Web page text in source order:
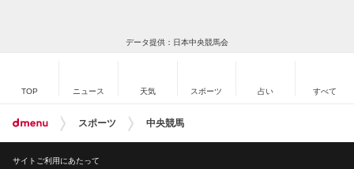
データ提供：日本中央競馬会
TOP ニュース 天気 スポーツ 占い すべて
スポーツ 中央競馬
サイトご利用にあたって